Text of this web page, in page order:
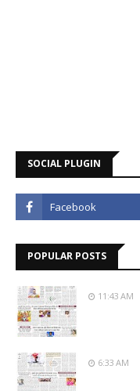
SOCIAL PLUGIN
POPULAR POSTS
11:43 AM
6:33 AM